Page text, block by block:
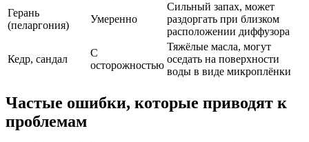
Герань
(пеларгония)
Умеренно
Сильный запах, может
раздоргать при близком
расположении диффузора
Кедр, сандал
С
осторожностью
Тяжёлые масла, могут
оседать на поверхности
воды в виде микроплёнки
Частые ошибки, которые приводят к
проблемам